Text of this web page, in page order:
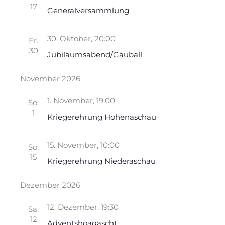
17
Generalversammlung
Fr.
30
Jubiläumsabend/Gauball
30. Oktober, 20:00
November 2026
So.
1
Kriegerehrung Hohenaschau
1. November, 19:00
So.
15
Kriegerehrung Niederaschau
15. November, 10:00
Dezember 2026
Sa.
12
12. Dezember, 19:30